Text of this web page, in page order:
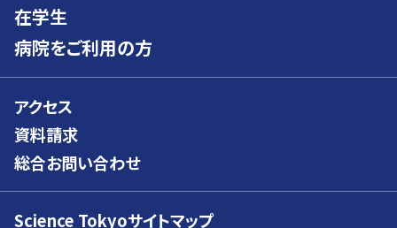
在学生
病院をご利用の方
アクセス
資料請求
総合お問い合わせ
Science Tokyoサイトマップ